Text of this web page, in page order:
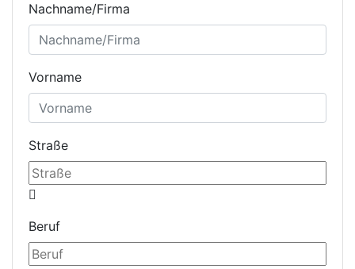
Nachname/Firma
Vorname
Straße
Beruf